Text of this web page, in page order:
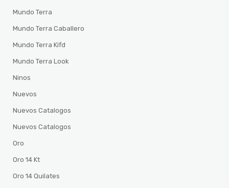
Mundo Terra
Mundo Terra Caballero
Mundo Terra Kifd
Mundo Terra Look
Ninos
Nuevos
Nuevos Catalogos
Nuevos Catalogos
Oro
Oro 14 Kt
Oro 14 Quilates